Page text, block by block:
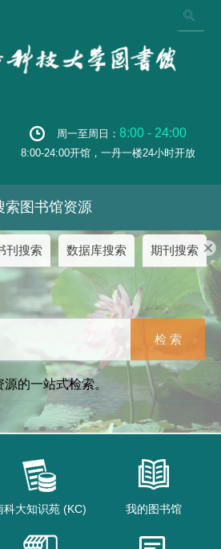
周一至周日： 8:00 - 24:00
8:00-24:00开馆，一丹一楼24小时开放
索图书馆资源
刊搜索 数据库搜索 期刊搜索
源的一站式检索。
科大知识苑 (KC) 我的图书馆